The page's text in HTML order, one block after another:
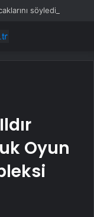
söyledi
Oyun